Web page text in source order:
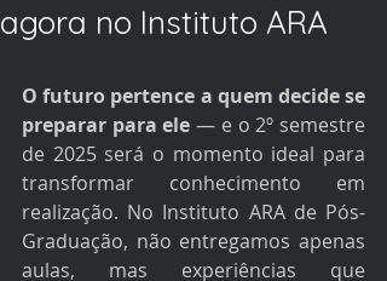
agora no Instituto ARA
O futuro pertence a quem decide se
preparar para ele — e o 2º semestre
de 2025 será o momento ideal para
transformar conhecimento em
realização. No Instituto ARA de Pós-
Graduação, não entregamos apenas
aulas, mas experiências que